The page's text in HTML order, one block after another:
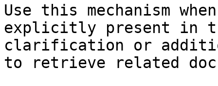
Use this mechanism
explicitly present in
clarification or